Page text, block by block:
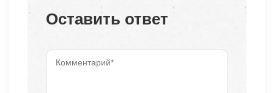
Оставить ответ